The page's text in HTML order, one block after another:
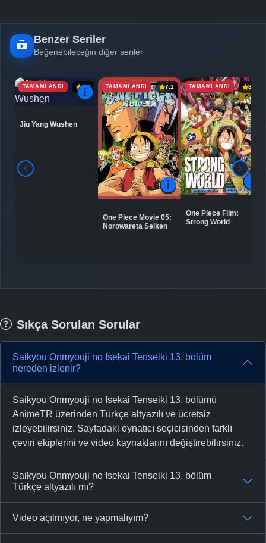
Benzer Seriler
Beğenebileceğin diğer seriler
TAMAMLANDI 6.9
Jiu Yang Wushen
TAMAMLANDI 7.1
One Piece Movie 05:
Norowareta Seiken
TAMAMLANDI 8.0
One Piece Film:
Strong World
Sıkça Sorulan Sorular
Saikyou Onmyouji no Isekai Tenseiki 13. bölüm
nereden izlenir?
Saikyou Onmyouji no Isekai Tenseiki 13. bölümü
AnimeTR üzerinden Türkçe altyazılı ve ücretsiz
izleyebilirsiniz. Sayfadaki oynatıcı seçicisinden farklı
çeviri ekiplerini ve video kaynaklarını değiştirebilirsiniz.
Saikyou Onmyouji no Isekai Tenseiki 13. bölüm
Türkçe altyazılı mı?
Video açılmıyor, ne yapmalıyım?